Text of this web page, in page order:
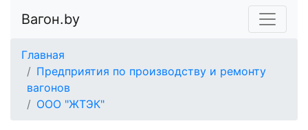
Вагон.by
Главная
Предприятия по производству и ремонту
вагонов
ООО "ЖТЭК"